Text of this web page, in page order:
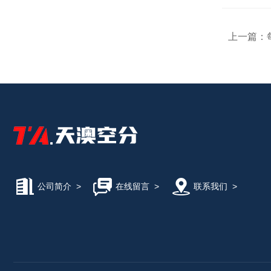
上一篇：
公司简介 > 在线留言> 联系我们 >